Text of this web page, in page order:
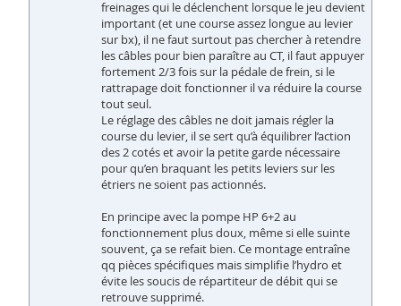
freinages qui le déclenchent lorsque le jeu devient
important (et une course assez longue au levier
sur bx), il ne faut surtout pas chercher à retendre
les câbles pour bien paraître au CT, il faut appuyer
fortement 2/3 fois sur la pédale de frein, si le
rattrapage doit fonctionner il va réduire la course
tout seul.
Le réglage des câbles ne doit jamais régler la
course du levier, il se sert qu’à équilibrer l’action
des 2 cotés et avoir la petite garde nécessaire
pour qu’en braquant les petits leviers sur les
étriers ne soient pas actionnés.
En principe avec la pompe HP 6+2 au
fonctionnement plus doux, même si elle suinte
souvent, ça se refait bien. Ce montage entraîne
qq pièces spécifiques mais simplifie l’hydro et
évite les soucis de répartiteur de débit qui se
retrouve supprimé.